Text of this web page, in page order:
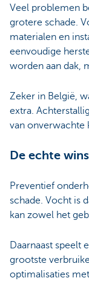
Veel problemen
grotere schade.
materialen en
eenvoudige
worden aan dak,
Zeker in België,
extra.
van onverwachte
De echte
Preventief
schade. Vocht is
kan zowel het
Daarnaast speelt
grootste
optimalisaties